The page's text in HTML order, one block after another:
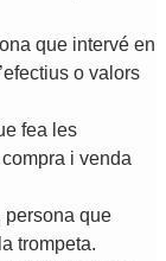
que intervé en
’efectius o valors
fea les
compra i venda
persona que
la trompeta.